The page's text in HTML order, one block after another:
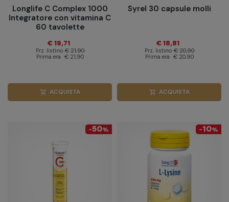
Longlife C Complex 1000
Integratore con vitamina C
60 tavolette
€ 19,71
Prz. listino € 21,90
Prima era € 21,90
shopping_cart ACQUISTA
Syrel 30 capsule molli
€ 18,81
Prz. listino € 20,90
Prima era € 20,90
shopping_cart ACQUISTA
-50% -10%